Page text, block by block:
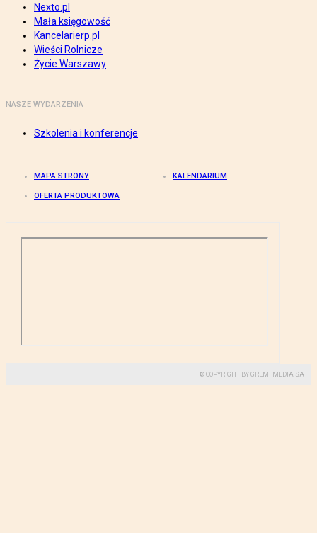
Nexto.pl
Mała księgowość
Kancelarierp.pl
Wieści Rolnicze
Życie Warszawy
NASZE WYDARZENIA
Szkolenia i konferencje
MAPA STRONY KALENDARIUM
OFERTA PRODUKTOWA
© COPYRIGHT BY GREMI MEDIA SA